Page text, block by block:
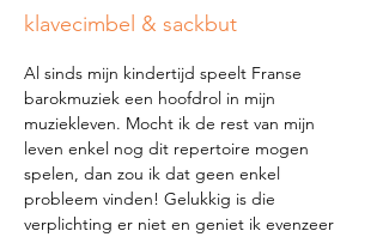
klavecimbel & sackbut
Al sinds mijn kindertijd speelt Franse
barokmuziek een hoofdrol in mijn
muziekleven. Mocht ik de rest van mijn
leven enkel nog dit repertoire mogen
spelen, dan zou ik dat geen enkel
probleem vinden! Gelukkig is die
verplichting er niet en geniet ik evenzeer